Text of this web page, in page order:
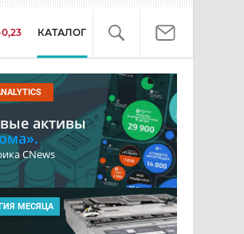
КАТАЛОГ
активы
CNews
МЕСЯЦА